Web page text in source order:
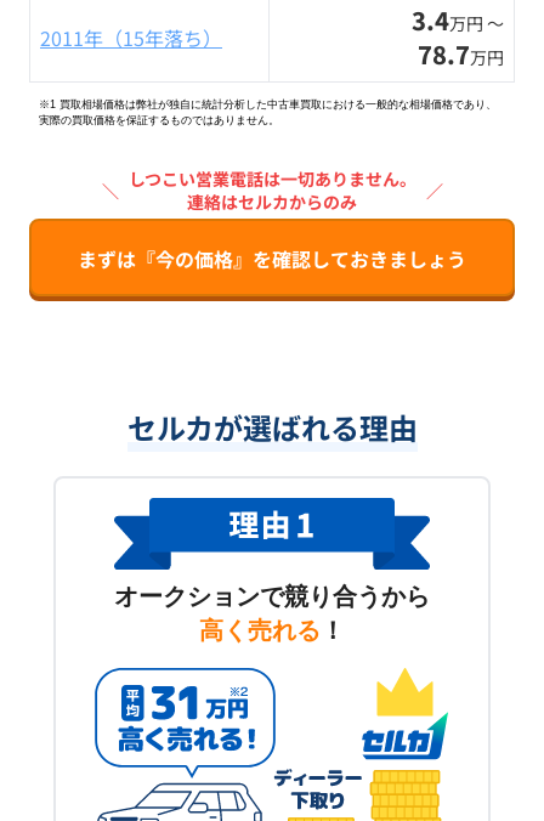
2011年（15年落ち） 3.4万円 〜
78.7万円
※1 買取相場価格は弊社が独自に統計分析した中古車買取における一般的な相場価格であり、
実際の買取価格を保証するものではありません。
＼
しつこい営業電話は一切ありません。
連絡はセルカからのみ
／
まずは『今の価格』を確認しておきましょう
セルカが選ばれる理由
オークションで競り合うから
高く売れる ！